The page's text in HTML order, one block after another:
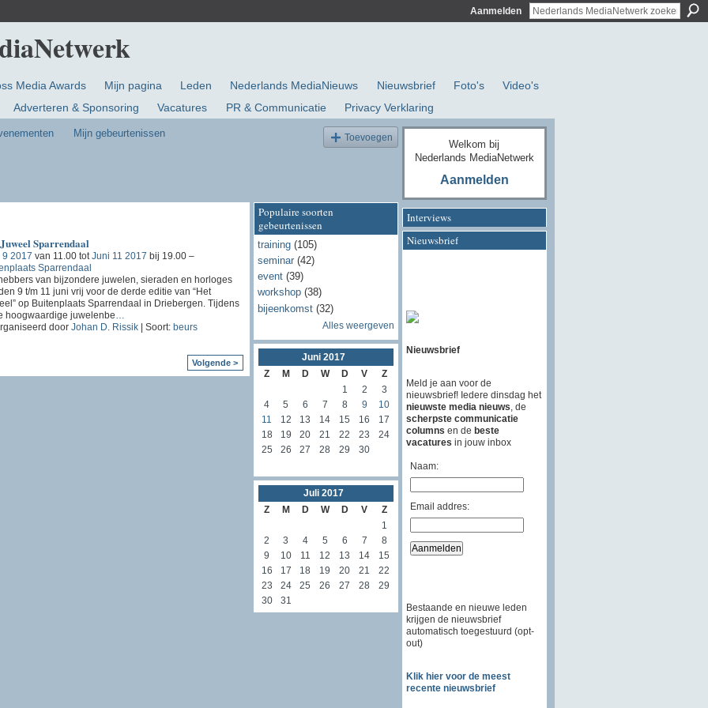
Aanmelden
Media Awards Mijn pagina Leden Nederlands MediaNieuws Nieuwsbrief Foto's
Video's
Adverteren & Sponsoring Vacatures PR & Communicatie Privacy Verklaring
Mijn gebeurtenissen Toevoegen
Sparrendaal
9 2017 van 11.00 totJuni 11 2017 bij 19.00 –
Sparrendaal
van bijzondere juwelen, sieraden en horloges
9 t/m 11 juni vrij voor de derde editie van “Het
op Buitenplaats Sparrendaal in Driebergen. Tijdens
hoogwaardige juwelenbe…
door Johan D. Rissik| Soort: beurs
Volgende >
Populaire soorten
gebeurtenissen
training(105)
seminar(42)
event(39)
workshop(38)
bijeenkomst(32)
Alles weergeven
Juni 2017
Z
M D W D V
Z
1
2
3
4
5 6 7 8 9
10
11
12 13 14 15 16
17
18
19 20 21 22 23
24
25
26 27 28 29 30
Juli 2017
Z
M D W D V
Z
1
2
3 4 5 6 7
8
9
10 11 12 13 14
15
16
17 18 19 20 21
22
23
24 25 26 27 28
29
30
31
Welkom bij
Nederlands MediaNetwerk
Aanmelden
Interviews
Nieuwsbrief
Nieuwsbrief
Meld je aan voor de
nieuwsbrief! Iedere dinsdag het
nieuwste media nieuws , de
scherpste communicatie
columns en de beste
vacatures in jouw inbox
Naam:
Email addres:
Bestaande en nieuwe leden
krijgen de nieuwsbrief
automatisch toegestuurd (opt-
out)
Klik hier voor de meest
recente nieuwsbrief